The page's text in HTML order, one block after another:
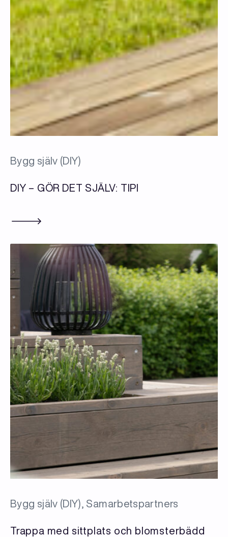
Bygg själv (DIY)
DIY – GÖR DET SJÄLV: TIPI
Bygg själv (DIY), Samarbetspartners
Trappa med sittplats och blomsterbädd